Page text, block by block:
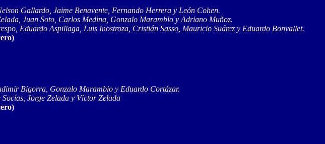
Gallardo, Jaime Benavente, Fernando Herrera y León Cohen.
Juan Soto, Carlos Medina, Gonzalo Marambio y Adriano Muñoz.
Eduardo Aspillaga, Luis Inostroza, Cristián Sasso, Mauricio Suárez y Eduardo Bonvallet.
Bigorra, Gonzalo Marambio y Eduardo Cortázar.
Jorge Zelada y Víctor Zelada